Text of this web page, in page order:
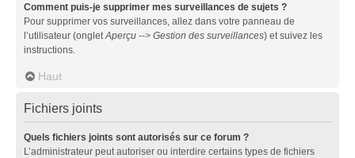
Comment puis-je supprimer mes surveillances de sujets ?
Pour supprimer vos surveillances, allez dans votre panneau de
l’utilisateur (ongletAperçu --> Gestion des surveillances) et suivez les
instructions.
Haut
Fichiers joints
Quels fichiers joints sont autorisés sur ce forum ?
L’administrateur peut autoriser ou interdire certains types de fichiers